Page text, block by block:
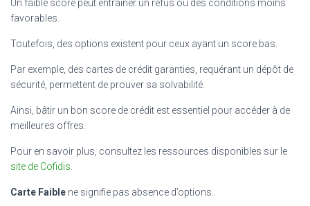
Un faible score peut entraîner un refus ou des conditions moins
favorables.
Toutefois, des options existent pour ceux ayant un score bas.
Par exemple, des cartes de crédit garanties, requérant un dépôt de
sécurité, permettent de prouver sa solvabilité.
Ainsi, bâtir un bon score de crédit est essentiel pour accéder à de
meilleures offres.
Pour en savoir plus, consultez les ressources disponibles sur le
site de Cofidis
Carte Faible ne signifie pas absence d’options.